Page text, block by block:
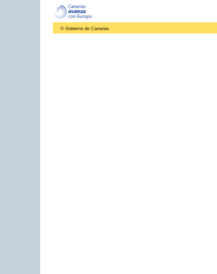
© Gobierno de Canarias